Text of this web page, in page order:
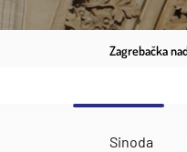
Zagrebačka
Sinoda